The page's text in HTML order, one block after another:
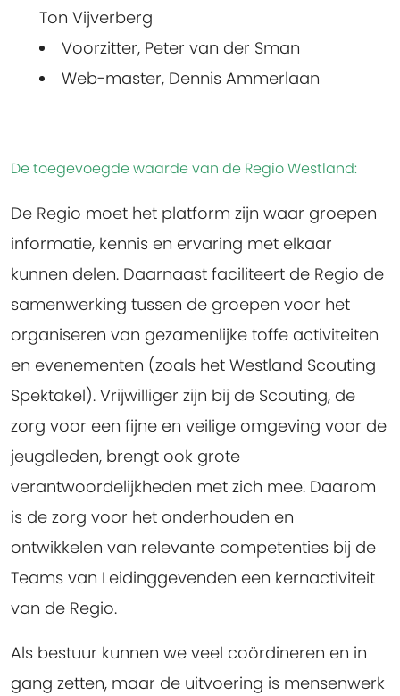
Ton Vijverberg
Voorzitter, Peter van der Sman
Web-master, Dennis Ammerlaan
De toegevoegde waarde van de Regio Westland:
De Regio moet het platform zijn waar groepen
informatie, kennis en ervaring met elkaar
kunnen delen. Daarnaast faciliteert de Regio de
samenwerking tussen de groepen voor het
organiseren van gezamenlijke toffe activiteiten
en evenementen (zoals het Westland Scouting
Spektakel). Vrijwilliger zijn bij de Scouting, de
zorg voor een fijne en veilige omgeving voor de
jeugdleden, brengt ook grote
verantwoordelijkheden met zich mee. Daarom
is de zorg voor het onderhouden en
ontwikkelen van relevante competenties bij de
Teams van Leidinggevenden een kernactiviteit
van de Regio.
Als bestuur kunnen we veel coördineren en in
gang zetten, maar de uitvoering is mensenwerk